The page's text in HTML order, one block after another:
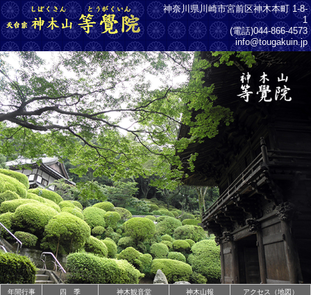
神奈川県川崎市宮前区神木本町 1-8-
1
(電話)044-866-4573
info@tougakuin.jp
年間行事 四 季 神木観音堂 神木山報
アクセス（地図）